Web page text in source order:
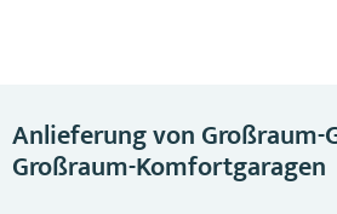
Anlieferung von Großraum-
Großraum-Komfortgaragen